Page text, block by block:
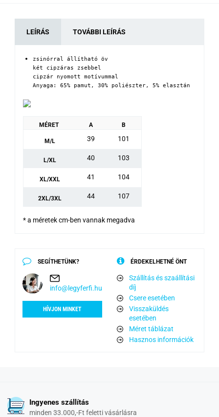
LEÍRÁS TOVÁBBI LEÍRÁS
zsinórral állítható öv
két cipzáras zsebbel
cipzár nyomott motívummal
Anyaga: 65% pamut, 30% poliészter, 5% elasztán
MÉRET A B
M/L 39 101
L/XL 40 103
XL/XXL 41 104
2XL/3XL 44 107
* a méretek cm-ben vannak megadva
SEGÍTHETÜNK?
info@legyferfi.hu
HÍVJON MINKET
ÉRDEKELHETNÉ ÖNT
Szállítás és szaállítási
díj
Csere esetében
Visszaküldés
esetében
Méret táblázat
Hasznos információk
Ingyenes szállítás
minden 33.000,-Ft feletti vásárlásra